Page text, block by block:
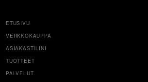
ETUSIVU
VERKKOKAUPPA
ASIAKASTILINI
TUOTTEET
PALVELUT